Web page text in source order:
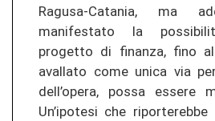
Ragusa-Catania, ma
manifestato la
progetto di finanza, fino
avallato come unica via
dell’opera, possa essere
Un’ipotesi che